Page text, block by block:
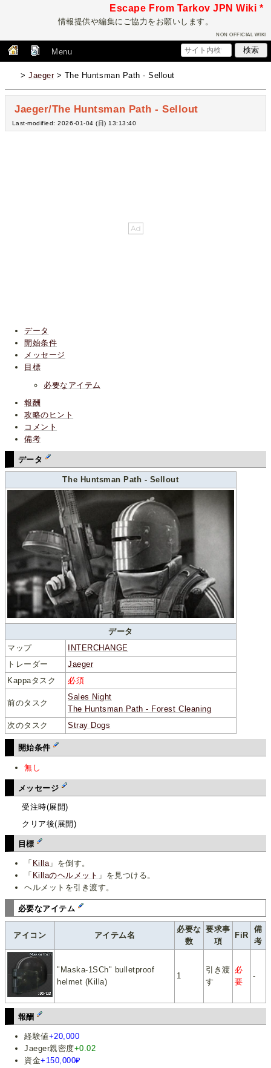
Escape From Tarkov JPN Wiki *
情報提供や編集にご協力をお願いします。
NON OFFICIAL WIKI
Menu
>Jaeger> The Huntsman Path - Sellout
Jaeger/The Huntsman Path - Sellout
Last-modified: 2026-01-04 (日) 13:13:40
データ
開始条件
メッセージ
目標
必要なアイテム
報酬
攻略のヒント
コメント
備考
データ
The Huntsman Path - Sellout
データ
マップ
INTERCHANGE
トレーダー
Jaeger
Kappaタスク
必須
前のタスク
Sales Night
The Huntsman Path - Forest Cleaning
次のタスク
Stray Dogs
開始条件
無し
メッセージ
受注時(展開)
クリア後(展開)
目標
「 Killa」を倒す。
「 Killaのヘルメット 」を見つける。
ヘルメットを引き渡す。
必要なアイテム
アイコン アイテム名
必要な
数
要求事
項
FiR
備
考
"Maska-1SCh" bulletproof
helmet (Killa)
1
引き渡
す
必
要
-
報酬
経験値+20,000
Jaeger親密度+0.02
資金+150,000₽